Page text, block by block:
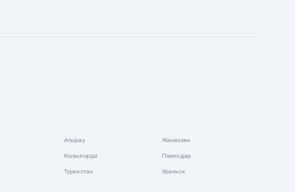
Атырау Жанаозен
Кызылорда Павлодар
Туркестан Уральск